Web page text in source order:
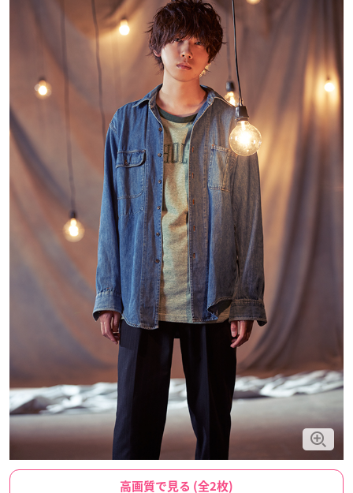
高画質で見る (全2枚)